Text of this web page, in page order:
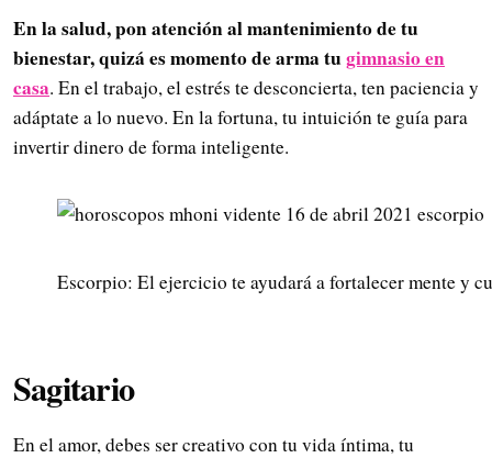
En la salud, pon atención al mantenimiento de tu
bienestar, quizá es momento de arma tugimnasio en
casa. En el trabajo, el estrés te desconcierta, ten paciencia y
adáptate a lo nuevo. En la fortuna, tu intuición te guía para
invertir dinero de forma inteligente.
Escorpio: El ejercicio te ayudará a fortalecer mente y
Sagitario
En el amor, debes ser creativo con tu vida íntima, tu